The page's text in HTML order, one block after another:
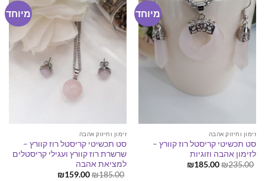
מיוחד
זימון וחיזוק אהבה
סט תכשיטי קריסטל רוז קוורץ –
לזימון אהבה וזוגיות
₪235.00
המחיר ₪185.00
המחיר
מיוחד
זימון וחיזוק אהבה
סט תכשיטי קריסטל רוז קוורץ –
שרשרת רוז קוורץ ועגילי קריסטלים
למציאת אהבה
₪185.00
המחיר ₪159.00
המחיר